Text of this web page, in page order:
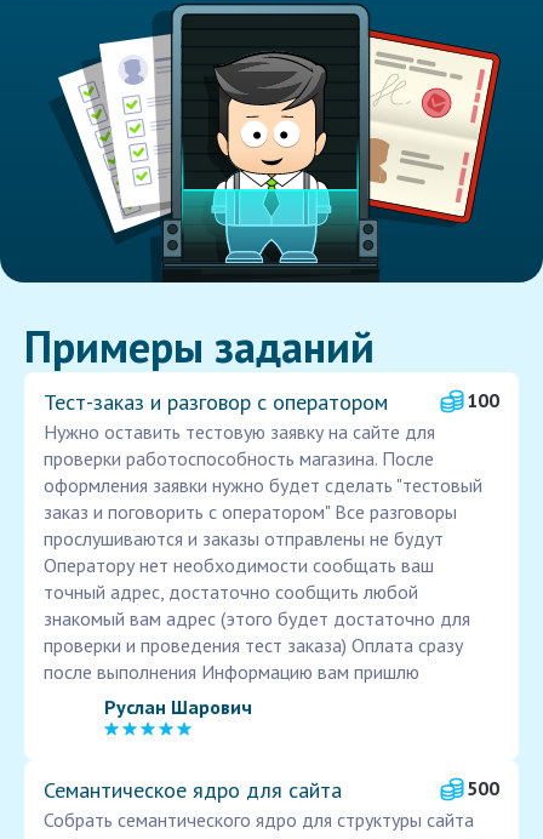
Примеры заданий
Тест-заказ и разговор с оператором
100
Нужно оставить тестовую заявку на сайте для
проверки работоспособность магазина. После
оформления заявки нужно будет сделать "тестовый
заказ и поговорить с оператором" Все разговоры
прослушиваются и заказы отправлены не будут
Оператору нет необходимости сообщать ваш
точный адрес, достаточно сообщить любой
знакомый вам адрес (этого будет достаточно для
проверки и проведения тест заказа) Оплата сразу
после выполнения Информацию вам пришлю
Руслан Шарович
Семантическое ядро для сайта
500
Собрать семантического ядро для структуры сайта